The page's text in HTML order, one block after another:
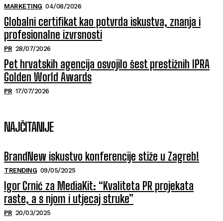
MARKETING 04/08/2026
Globalni certifikat kao potvrda iskustva, znanja i
profesionalne izvrsnosti
PR 28/07/2026
Pet hrvatskih agencija osvojilo šest prestižnih IPRA
Golden World Awards
PR 17/07/2026
NAJČITANIJE
BrandNew iskustvo konferencije stiže u Zagreb!
TRENDING 09/05/2025
Igor Crnić za MediaKit: “Kvaliteta PR projekata
raste, a s njom i utjecaj struke”
PR 20/03/2025